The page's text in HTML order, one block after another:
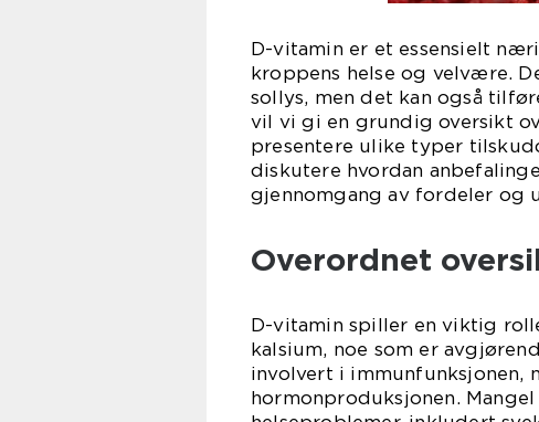
D-vitamin er et essensielt
kroppens helse og velvære.
sollys, men det kan også
vil vi gi en grundig oversikt
presentere ulike typer
diskutere hvordan
gjennomgang av fordeler og
Overordnet
D-vitamin spiller en viktig
kalsium, noe som er
involvert i immunfunksjonen,
hormonproduksjonen.